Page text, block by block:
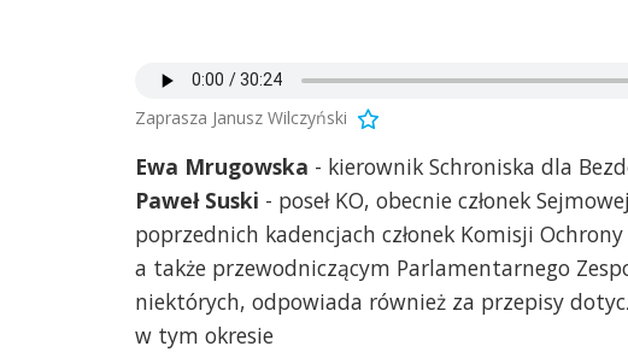
Zaprasza Janusz Wilczyński
Ewa Mrugowska - kierownik Schroniska dla
Paweł Suski - poseł KO, obecnie członek
poprzednich kadencjach członek Komisji
a także przewodniczącym Parlamentarnego
niektórych, odpowiada również za przepisy
w tym okresie